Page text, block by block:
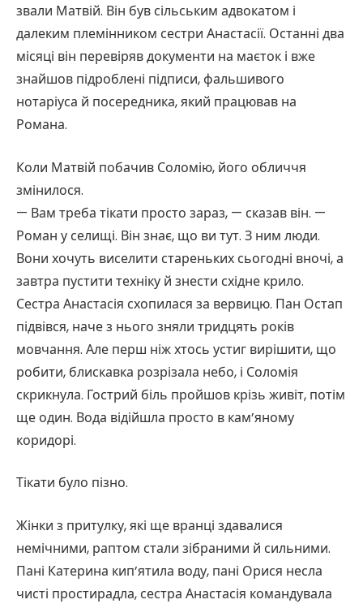
звали Матвій. Він був сільським адвокатом і
далеким племінником сестри Анастасії. Останні два
місяці він перевіряв документи на маєток і вже
знайшов підроблені підписи, фальшивого
нотаріуса й посередника, який працював на
Романа.
Коли Матвій побачив Соломію, його обличчя
змінилося.
— Вам треба тікати просто зараз, — сказав він. —
Роман у селищі. Він знає, що ви тут. З ним люди.
Вони хочуть виселити стареньких сьогодні вночі, а
завтра пустити техніку й знести східне крило.
Сестра Анастасія схопилася за вервицю. Пан Остап
підвівся, наче з нього зняли тридцять років
мовчання. Але перш ніж хтось устиг вирішити, що
робити, блискавка розрізала небо, і Соломія
скрикнула. Гострий біль пройшов крізь живіт, потім
ще один. Вода відійшла просто в кам’яному
коридорі.
Тікати було пізно.
Жінки з притулку, які ще вранці здавалися
немічними, раптом стали зібраними й сильними.
Пані Катерина кип’ятила воду, пані Орися несла
чисті простирадла, сестра Анастасія командувала